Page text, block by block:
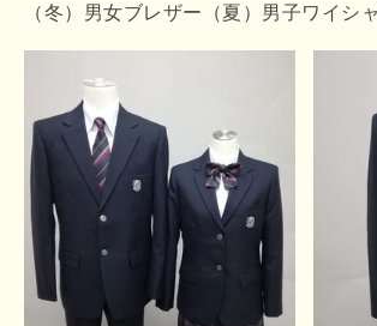
（冬）男女ブレザー（夏）男子ワイシ